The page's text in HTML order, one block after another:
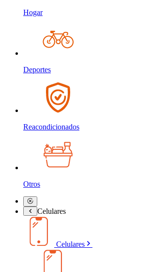
Hogar
Deportes
Reacondicionados
Otros
Celulares
Celulares